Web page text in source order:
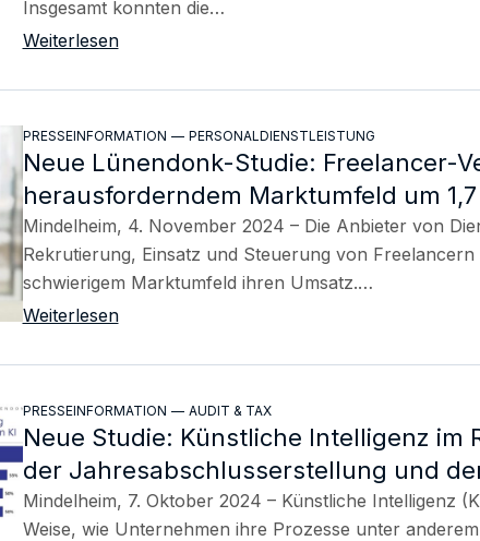
im Blick
Strategie, Themenrelevanz
Vortrag, Moderation, Workshop
Training, Seminar
Insgesamt konnten die…
Weiterlesen
PRESSEINFORMATION — PERSONALDIENSTLEISTUNG
Neue Lünendonk-Studie: Freelancer-
herausforderndem Marktumfeld um
Mindelheim, 4. November 2024 – Die Anbieter von
Rekrutierung, Einsatz und Steuerung von
schwierigem Marktumfeld ihren Umsatz.…
Weiterlesen
PRESSEINFORMATION — AUDIT & TAX
Neue Studie: Künstliche Intelligenz im
der Jahresabschlusserstellung und
Mindelheim, 7. Oktober 2024 – Künstliche Intelligenz
Weise, wie Unternehmen ihre Prozesse unter